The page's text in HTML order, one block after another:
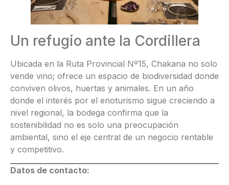
Un refugio ante la Cordillera
Ubicada en la Ruta Provincial Nº15, Chakana no solo
vende vino; ofrece un espacio de biodiversidad donde
conviven olivos, huertas y animales. En un año
donde el interés por el enoturismo sigue creciendo a
nivel regional, la bodega confirma que la
sostenibilidad no es solo una preocupación
ambiental, sino el eje central de un negocio rentable
y competitivo.
Datos de contacto: